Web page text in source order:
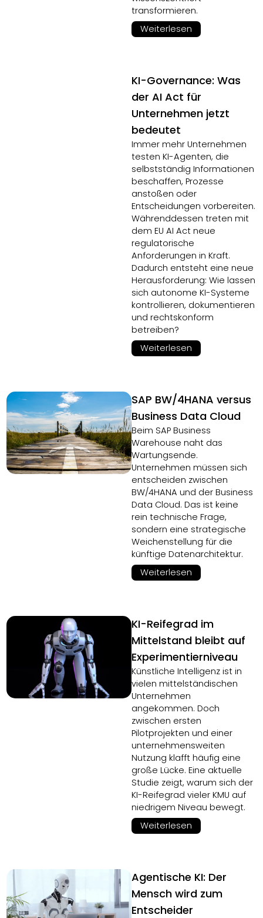
transformieren.
Weiterlesen
KI-Governance: Was
der AI Act für
Unternehmen jetzt
bedeutet
Immer mehr Unternehmen
testen KI-Agenten, die
selbstständig Informationen
beschaffen, Prozesse
anstoßen oder
Entscheidungen vorbereiten.
Währenddessen treten mit
dem EU AI Act neue
regulatorische
Anforderungen in Kraft.
Dadurch entsteht eine neue
Herausforderung: Wie lassen
sich autonome KI-Systeme
kontrollieren, dokumentieren
und rechtskonform
betreiben?
Weiterlesen
SAP BW/4HANA versus
Business Data Cloud
Beim SAP Business
Warehouse naht das
Wartungsende.
Unternehmen müssen sich
entscheiden zwischen
BW/4HANA und der Business
Data Cloud. Das ist keine
rein technische Frage,
sondern eine strategische
Weichenstellung für die
künftige Datenarchitektur.
Weiterlesen
KI-Reifegrad im
Mittelstand bleibt auf
Experimentierniveau
Künstliche Intelligenz ist in
vielen mittelständischen
Unternehmen
angekommen. Doch
zwischen ersten
Pilotprojekten und einer
unternehmensweiten
Nutzung klafft häufig eine
große Lücke. Eine aktuelle
Studie zeigt, warum sich der
KI-Reifegrad vieler KMU auf
niedrigem Niveau bewegt.
Weiterlesen
Agentische KI: Der
Mensch wird zum
Entscheider